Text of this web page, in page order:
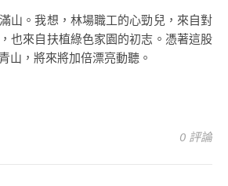
山。我想，林場職工的心勁兒，來自對
也來自扶植綠色家園的初志。憑著這股
山，將來將加倍漂亮動聽。
0 評論